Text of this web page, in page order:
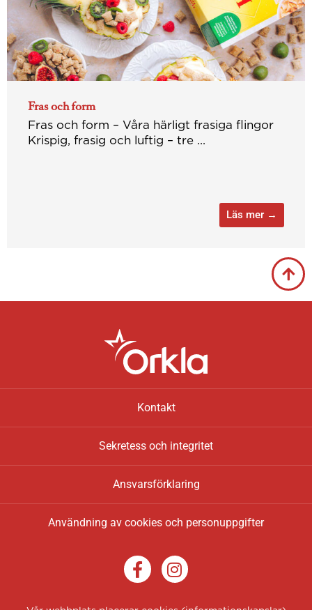
Fras och form
Fras och form – Våra härligt frasiga flingor
Krispig, frasig och luftig – tre ...
Läs mer →
Kontakt
Sekretess och integritet
Ansvarsförklaring
Användning av cookies och personuppgifter
F
a
I
n